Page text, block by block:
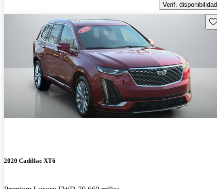
Verif. disponibilidad
2020 Cadillac XT6